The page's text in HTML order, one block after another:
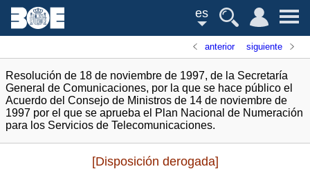
es
anterior siguiente
Resolución de 18 de noviembre de 1997, de la Secretaría
General de Comunicaciones, por la que se hace público el
Acuerdo del Consejo de Ministros de 14 de noviembre de
1997 por el que se aprueba el Plan Nacional de Numeración
para los Servicios de Telecomunicaciones.
[Disposición derogada]